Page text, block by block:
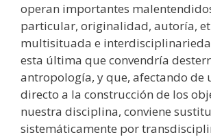
operan importantes
particular, originalidad, autoría,
multisituada e
esta última que convendría
antropología, y que, afectando de
directo a la construcción de los
nuestra disciplina, conviene
sistemáticamente por